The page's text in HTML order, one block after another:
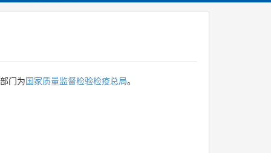
门为国家质量监督检验检疫总局。